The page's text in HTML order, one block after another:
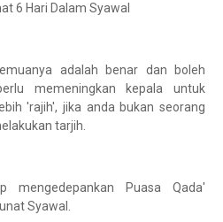
6 Hari Dalam Syawal
adalah benar dan boleh
memeningkan kepala untuk
'rajih', jika anda bukan seorang
tarjih.
mengedepankan Puasa Qada'
Syawal.